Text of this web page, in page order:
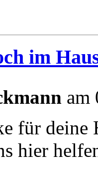
im
am
für deine
hier